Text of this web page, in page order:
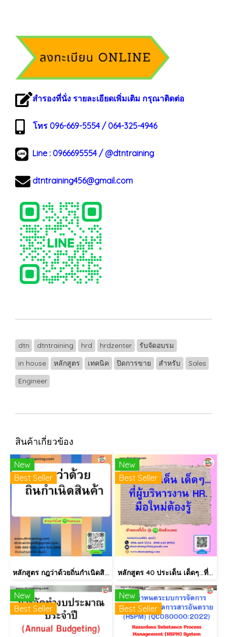
สำรองที่นั่ง รายละเอียดเพิ่มเติม กรุณาติดต่อ
โทร 096-669-5554 / 064-325-4946
Line : 0966695554/ @dtntraining
dtntraining456@gmail.com
dtn dtntraining hrd hrdzenter
รับจัดอบรม
in house
หลักสูตร เทคนิค ปิดการขาย สำหรับ
Sales
Engineer
สินค้าเกี่ยวข้อง
New
Best Seller
หลักสูตร กฎว่าด้วยถิ่นกำเนิดสินค้า (Rules of Origin)
New
Best Seller
หลักสูตร 40 ประเด็น เด็ดๆ...ที่ผู้บริหารงาน HR.ต้องรู้ **พร้อมให้คำปรึกษา ฟรี!! หลังสัมมนา ไม่มีค่าใช้จ่ายเพิ่ม
New
Best Seller
New
Best Seller